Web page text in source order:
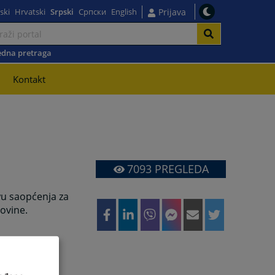
Hrvatski Srpski Српски English Prijava
pretraga
Kontakt
saopćenja za
7093PREGLEDA